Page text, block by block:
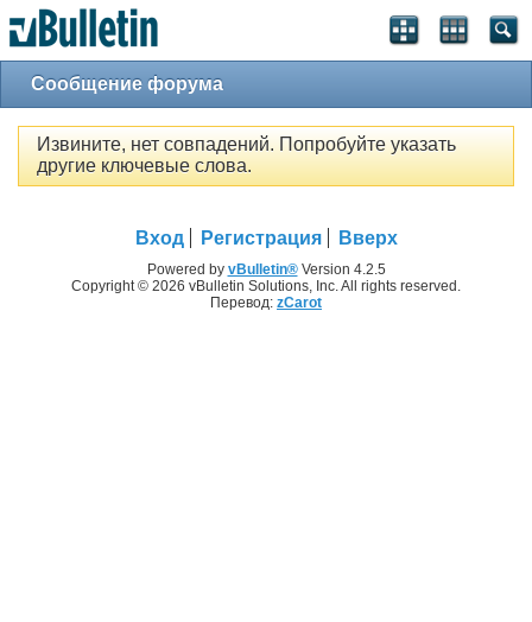
Сообщение форума
Извините, нет совпадений. Попробуйте указать
другие ключевые слова.
Вход Регистрация Вверх
Powered by vBulletin®Version 4.2.5
Copyright © 2026 vBulletin Solutions, Inc. All rights reserved.
Перевод: zCarot